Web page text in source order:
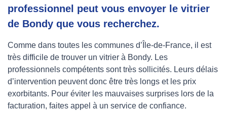
professionnel peut vous envoyer le vitrier
de Bondy que vous recherchez.
Comme dans toutes les communes d’Île-de-France, il est
très difficile de trouver un vitrier à Bondy. Les
professionnels compétents sont très sollicités. Leurs délais
d’intervention peuvent donc être très longs et les prix
exorbitants. Pour éviter les mauvaises surprises lors de la
facturation, faites appel à un service de confiance.